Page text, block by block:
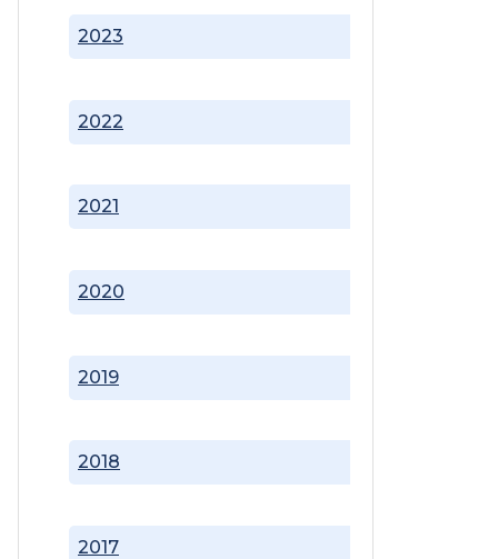
2017
2018
2019
2020
2021
2022
2023